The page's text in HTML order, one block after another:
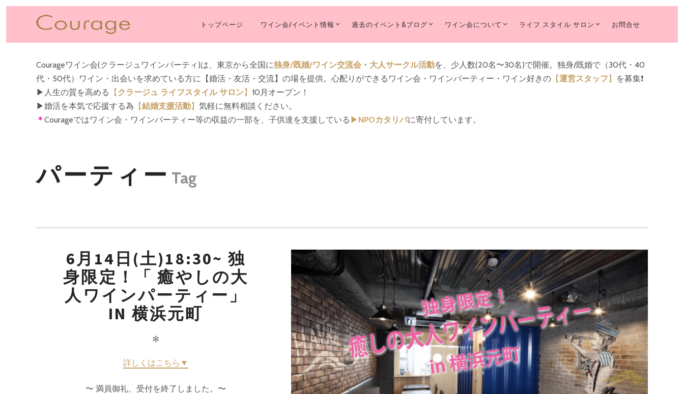
PRIMARY
トップページ ワイン会/イベント情報 過去のイベント&ブログ ワイン会について ライフ スタイル サロン お問合せ
Courageワイン会(クラージュワインパーティ)は、東京から全国に独身/既婚/ワイン交流会 ・ 大人サークル活動を、少人数(20名〜30名)で開催。独身/既婚で（30代・40
代・50代）ワイン・出会いを求めている方に【婚活・友活・交流】の場を提供。心配りができるワイン会・ワインパーティー・ワイン好きの 【運営スタッフ】
を募集❗️
▶︎人生の質を高める
【クラージュ ライフスタイル サロン】 10月オープン！
▶︎婚活を本気で応援する為 【結婚支援活動】 気軽に無料相談ください。
＊ Courageではワイン会・ワインパーティー等の収益の一部を、子供達を支援している ▶︎ NPOカタリバに寄付しています。
パーティー Tag
6月14日(土)18:30~ 独
身限定！「 癒やしの大
人ワインパーティー」
IN 横浜元町
✻
詳しくはこちら▼
〜 満員御礼、受付を終了しました。〜